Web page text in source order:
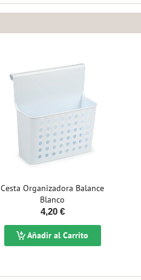
Cesta Organizadora Balance
Blanco
4,20 €
Añadir al Carrito